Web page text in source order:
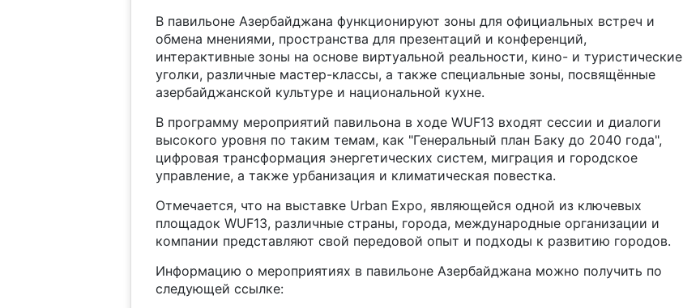
В павильоне Азербайджана функционируют зоны для официальных встреч и
обмена мнениями, пространства для презентаций и конференций,
интерактивные зоны на основе виртуальной реальности, кино- и туристические
уголки, различные мастер-классы, а также специальные зоны, посвящённые
азербайджанской культуре и национальной кухне.
В программу мероприятий павильона в ходе WUF13 входят сессии и диалоги
высокого уровня по таким темам, как "Генеральный план Баку до 2040 года",
цифровая трансформация энергетических систем, миграция и городское
управление, а также урбанизация и климатическая повестка.
Отмечается, что на выставке Urban Expo, являющейся одной из ключевых
площадок WUF13, различные страны, города, международные организации и
компании представляют свой передовой опыт и подходы к развитию городов.
Информацию о мероприятиях в павильоне Азербайджана можно получить по
следующей ссылке: